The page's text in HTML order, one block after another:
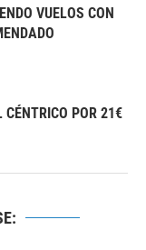
VUELOS CON
POR 21€